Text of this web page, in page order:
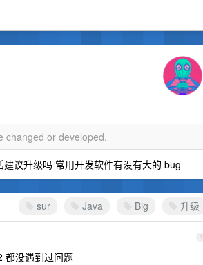
changed or developed.
议升级吗 常用开发软件有没有大的 bug
sur Java Big 升级
1
都没遇到过问题